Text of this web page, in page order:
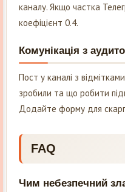
каналу. Якщо частка
коефіцієнт 0.4.
Комунікація з
Пост у каналі з
зробили та що робити
Додайте форму для скарг
FAQ
Чим небезпечний